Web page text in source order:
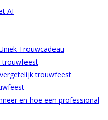
AI
Trouwcadeau
trouwfeest
trouwfeest
en hoe een professional